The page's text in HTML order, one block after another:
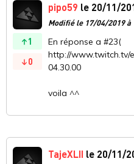
1
0
pipo59 le 20/11/
Modifié le 17/04/2019 à
En réponse a #23(
http://www.twitch.tv/
04.30.00
voila ^^
TajeXLII le 20/11/